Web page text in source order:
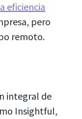
eficiencia
pero
remoto.
integral de
Insightful,